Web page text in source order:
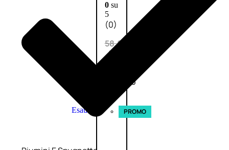
0su
5
(0)
58,00
43,50
ESAURITO
Esaurito PROMO